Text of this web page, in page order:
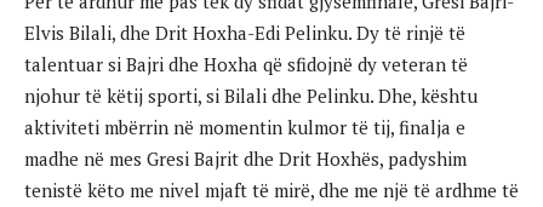
Elvis Bilali, dhe Drit Hoxha-Edi Pelinku. Dy të rinjë të
talentuar si Bajri dhe Hoxha që sfidojnë dy veteran të
njohur të këtij sporti, si Bilali dhe Pelinku. Dhe, kështu
aktiviteti mbërrin në momentin kulmor të tij, finalja e
madhe në mes Gresi Bajrit dhe Drit Hoxhës, padyshim
tenistë këto me nivel mjaft të mirë, dhe me një të ardhme të